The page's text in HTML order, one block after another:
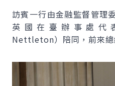
訪賓一行由金融監督管理
英國在臺辦事處代
Nettleton）陪同，前來